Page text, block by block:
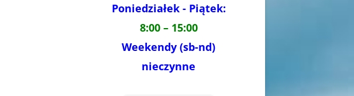
Poniedziałek - Piątek:
8:00 – 15:00
Weekendy (sb-nd)
nieczynne